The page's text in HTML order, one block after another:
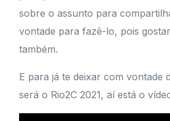
sobre o assunto para
vontade para fazê-lo, pois
também.
E para já te deixar com vontade
será o Rio2C 2021, aí está o